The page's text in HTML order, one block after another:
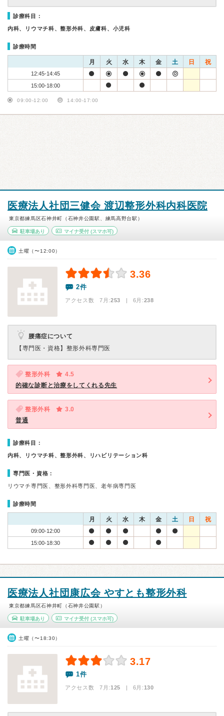
診療科目：
内科、リウマチ科、整形外科、皮膚科、小児科
診療時間
月 火 水 木 金 土 日 祝
12:45-14:45
15:00-18:00
09:00-12:00 14:00-17:00
医療法人社団三健会 渡辺整形外科内科医院
東京都練馬区石神井町（石神井公園駅、練馬高野台駅）
駐車場あり マイナ受付(スマホ可)
土曜（〜12:00）
3.36
2件
アクセス数 7月:253 | 6月:238
腰痛症について
【専門医・資格】 整形外科専門医
整形外科
4.5
的確な診断と治療をしてくれる先生
整形外科
3.0
普通
診療科目：
内科、リウマチ科、整形外科、リハビリテーション科
専門医・資格：
リウマチ専門医、整形外科専門医、老年病専門医
診療時間
月 火 水 木 金 土 日 祝
09:00-12:00
15:00-18:30
医療法人社団康広会 やすとも整形外科
東京都練馬区石神井町（石神井公園駅）
駐車場あり マイナ受付(スマホ可)
土曜（〜18:30）
3.17
1件
アクセス数 7月:125 | 6月:130